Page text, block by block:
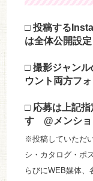
□ 投稿する
は全体公開設
□ 撮影ジャン
ウント両方フ
□ 応募は上記指
す @メンショ
※投稿していただ
シ・カタログ・ポ
らびにWEB媒体、